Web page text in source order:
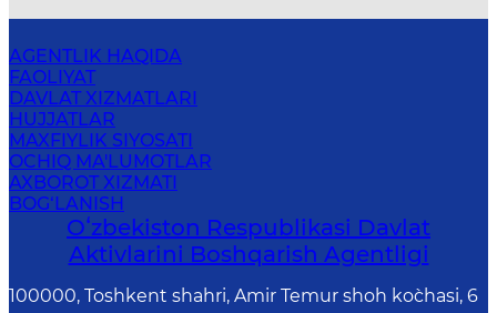
AGENTLIK HAQIDA
FAOLIYAT
DAVLAT XIZMATLARI
HUJJATLAR
MAXFIYLIK SIYOSATI
OCHIQ MA'LUMOTLAR
AXBOROT XIZMATI
BOG‘LANISH
Oʻzbekiston Respublikasi Davlat
Aktivlarini Boshqarish Agentligi
100000, Toshkent shahri, Amir Temur shoh ko`chasi, 6